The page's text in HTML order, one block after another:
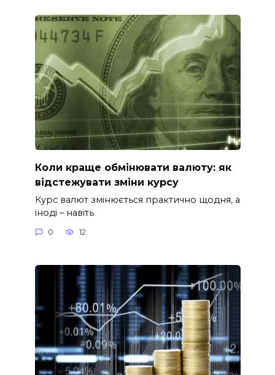
Коли краще обмінювати валюту: як
відстежувати зміни курсу
Курс валют змінюється практично щодня, а
іноді – навіть
0 12